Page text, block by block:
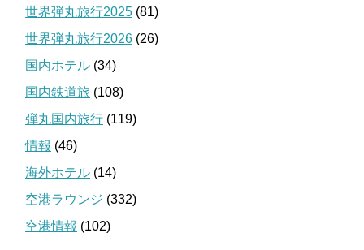
世界弾丸旅行2025 (81)
世界弾丸旅行2026 (26)
国内ホテル (34)
国内鉄道旅 (108)
弾丸国内旅行 (119)
情報 (46)
海外ホテル (14)
空港ラウンジ (332)
空港情報 (102)